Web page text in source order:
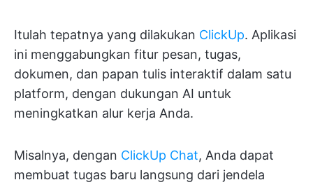
Itulah tepatnya yang dilakukan ClickUp. Aplikasi
ini menggabungkan fitur pesan, tugas,
dokumen, dan papan tulis interaktif dalam satu
platform, dengan dukungan AI untuk
meningkatkan alur kerja Anda.
Misalnya, dengan ClickUp Chat, Anda dapat
membuat tugas baru langsung dari jendela